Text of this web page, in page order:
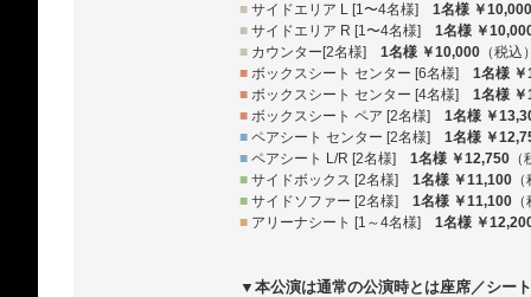
■ サイドエリア L [1〜4名様] 1名様 ￥10,000
■ サイドエリア R [1〜4名様] 1名様 ￥
■ カウンター[2名様] 1名様 ￥10,000 （税込
■ ボックスシート センター [6名様] 1名様
■ ボックスシート センター [4名様] 1名様
■ ボックスシート ペア [2名様] 1名様 ￥
■ ペアシート センター [2名様] 1名様 ￥
■ ペアシート L/R [2名様] 1名様 ￥12,750
■ サイドボックス [2名様] 1名様 ￥11,100
■ サイドソファー [2名様] 1名様 ￥11,100
■ アリーナシート [1～4名様] 1名様 ￥
▼本公演は通常の公演時とは座席／シー